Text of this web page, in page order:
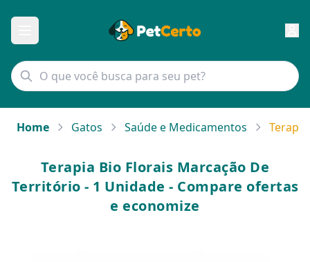
Home Gatos Saúde e Medicamentos
Terapia Bio Florais Marcação De
Território - 1 Unidade - Compare ofertas
e economize